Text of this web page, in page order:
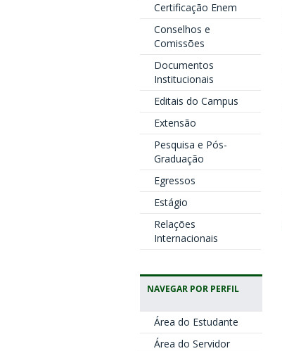
Certificação Enem
Conselhos e
Comissões
Documentos
Institucionais
Editais do Campus
Extensão
Pesquisa e Pós-
Graduação
Egressos
Estágio
Relações
Internacionais
NAVEGAR POR PERFIL
Área do Estudante
Área do Servidor